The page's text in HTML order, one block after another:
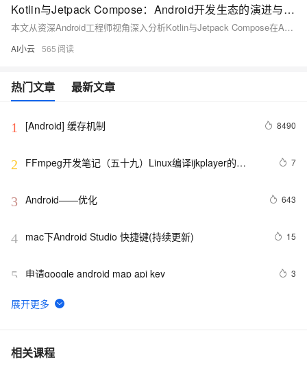
Kotlin与Jetpack Compose：Android开发生态的演进与架构思考
本文从资深Android工程师视角深入分析Kotlin与Jetpack Compose在Android系统中的技术定位。Kotlin通过空安全、协程等特性解决了Java在移动开发中的痛点，成为Android官方首选语言。Jetpack Compose则引入声明式UI范式，通过重组机制实现高效UI更新。两者结合不仅提升开发效率，更为跨平台战略和现代架构模式提供技术基础，代表了Android开发生态的根本性演进。
AI小云 565
热门文章 最新文章
1 [Android] 缓存机制 8490
2
FFmpeg开发笔记（五十九）Linux编译ijkplayer的
7
3 Android——优化 643
4 mac下Android Studio 快捷键(持续更新) 15
5 申请google android map api key 3
6 Android 中文API （68） —— BluetoothClass.Service
7 4.2、Android Studio压缩你的代码和资源
相关课程